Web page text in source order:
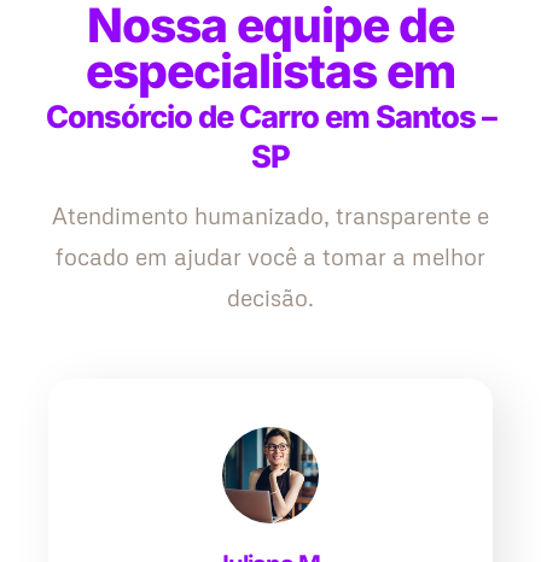
Nossa equipe de
especialistas em
Consórcio de Carro em Santos –
SP
Atendimento humanizado, transparente e
focado em ajudar você a tomar a melhor
decisão.